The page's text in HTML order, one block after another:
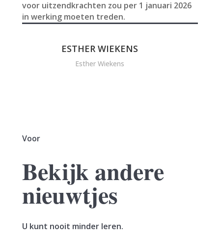
voor uitzendkrachten zou per 1 januari 2026
in werking moeten treden.
ESTHER WIEKENS
Esther Wiekens
Voor
Bekijk andere
nieuwtjes
U kunt nooit minder leren.